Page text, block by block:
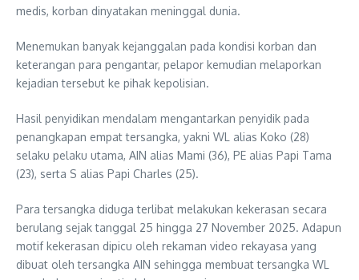
medis, korban dinyatakan meninggal dunia.
Menemukan banyak kejanggalan pada kondisi korban dan
keterangan para pengantar, pelapor kemudian melaporkan
kejadian tersebut ke pihak kepolisian.
Hasil penyidikan mendalam mengantarkan penyidik pada
penangkapan empat tersangka, yakni WL alias Koko (28)
selaku pelaku utama, AIN alias Mami (36), PE alias Papi Tama
(23), serta S alias Papi Charles (25).
Para tersangka diduga terlibat melakukan kekerasan secara
berulang sejak tanggal 25 hingga 27 November 2025. Adapun
motif kekerasan dipicu oleh rekaman video rekayasa yang
dibuat oleh tersangka AIN sehingga membuat tersangka WL